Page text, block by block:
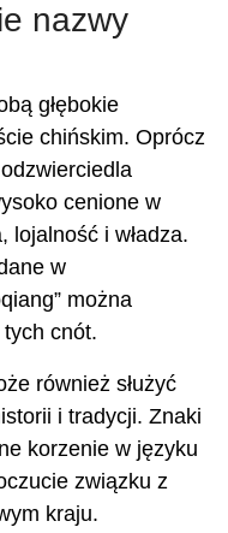
nazwy
głębokie
chińskim. Oprócz
cenione w
lojalność i władza.
w
można
cnót.
również służyć
i tradycji. Znaki
korzenie w języku
związku z
kraju.